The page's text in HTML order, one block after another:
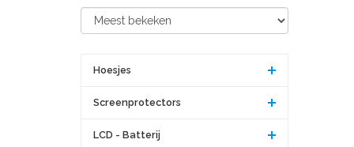
Hoesjes
Screenprotectors
LCD - Batterij